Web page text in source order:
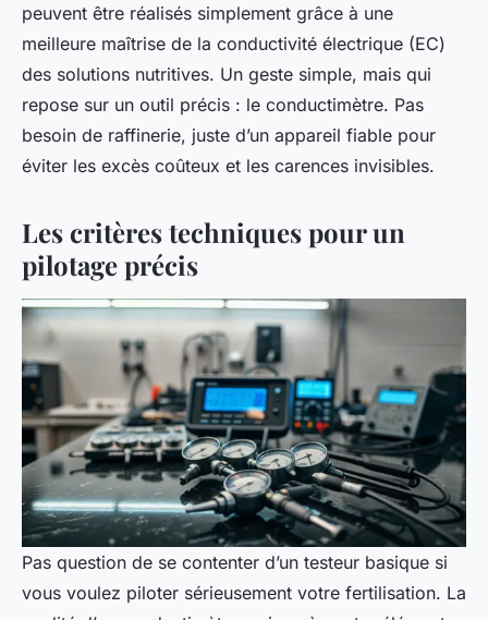
peuvent être réalisés simplement grâce à une
meilleure maîtrise de la conductivité électrique (EC)
des solutions nutritives. Un geste simple, mais qui
repose sur un outil précis : le conductimètre. Pas
besoin de raffinerie, juste d’un appareil fiable pour
éviter les excès coûteux et les carences invisibles.
Les critères techniques pour un
pilotage précis
Pas question de se contenter d’un testeur basique si
vous voulez piloter sérieusement votre fertilisation. La